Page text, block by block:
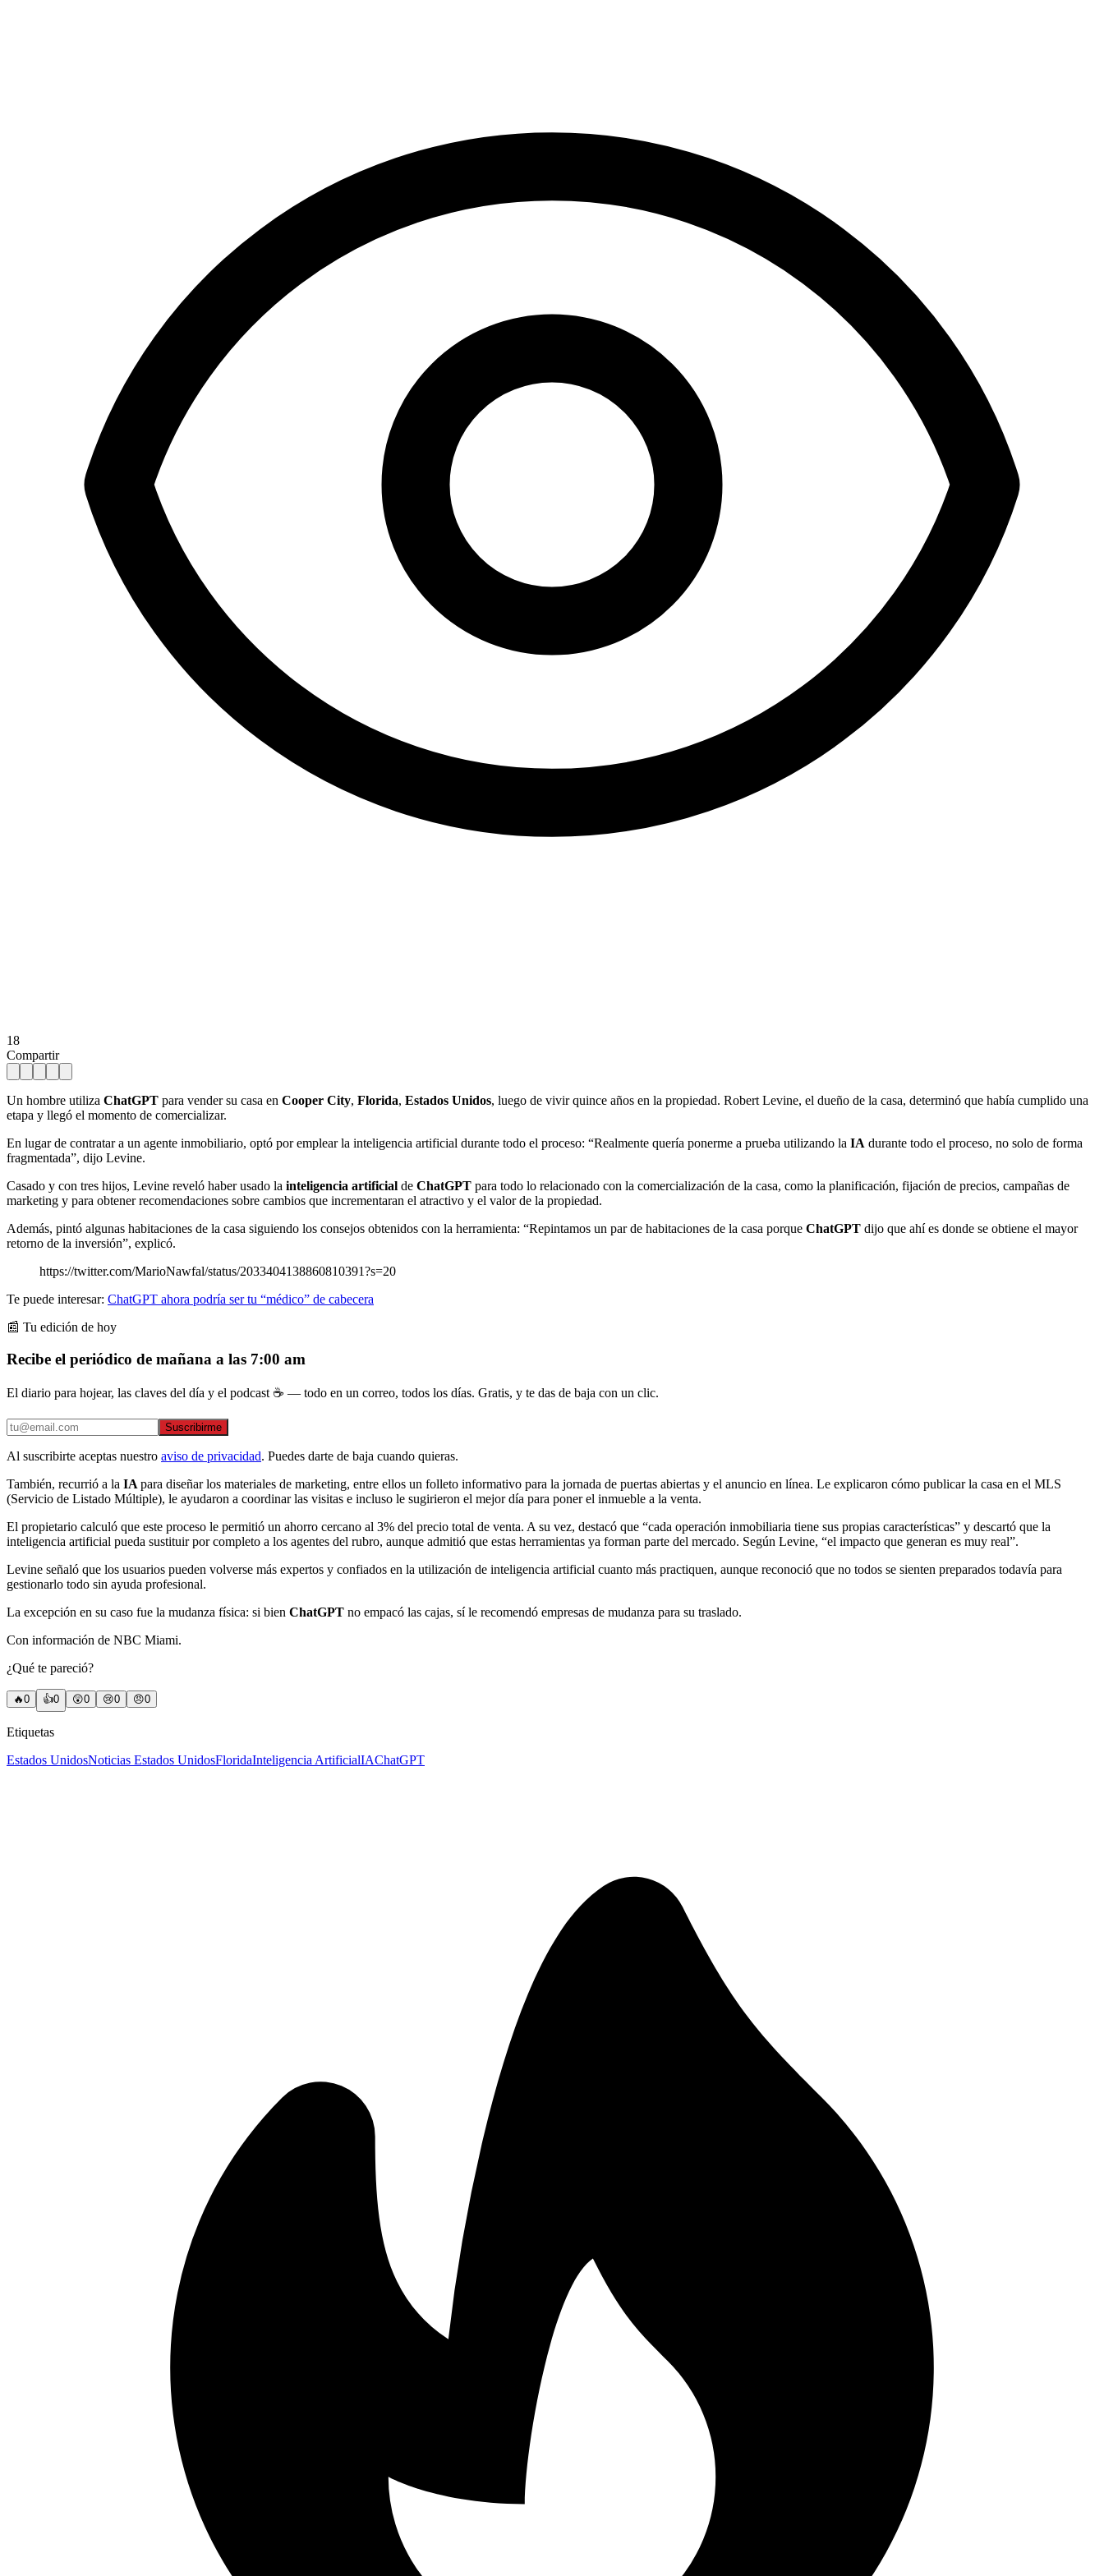
18
Compartir
Un hombre utiliza ChatGPT para vender su casa en Cooper City, Florida, Estados Unidos, luego de vivir quince años en la propiedad. Robert Levine, el dueño de la casa, determinó que había cumplido una
etapa y llegó el momento de comercializar.
En lugar de contratar a un agente inmobiliario, optó por emplear la inteligencia artificial durante todo el proceso: “Realmente quería ponerme a prueba utilizando la IA durante todo el proceso, no solo de forma
fragmentada”, dijo Levine.
Casado y con tres hijos, Levine reveló haber usado la inteligencia artificial de ChatGPT para todo lo relacionado con la comercialización de la casa, como la planificación, fijación de precios, campañas de
marketing y para obtener recomendaciones sobre cambios que incrementaran el atractivo y el valor de la propiedad.
Además, pintó algunas habitaciones de la casa siguiendo los consejos obtenidos con la herramienta: “Repintamos un par de habitaciones de la casa porque ChatGPT dijo que ahí es donde se obtiene el mayor
retorno de la inversión”, explicó.
https://twitter.com/MarioNawfal/status/2033404138860810391?s=20
Te puede interesar: ChatGPT ahora podría ser tu “médico” de cabecera
📰 Tu edición de hoy
Recibe el periódico de mañana a las 7:00 am
El diario para hojear, las claves del día y el podcast ☕ — todo en un correo, todos los días. Gratis, y te das de baja con un clic.
Suscribirme
Al suscribirte aceptas nuestro aviso de privacidad. Puedes darte de baja cuando quieras.
También, recurrió a la IA para diseñar los materiales de marketing, entre ellos un folleto informativo para la jornada de puertas abiertas y el anuncio en línea. Le explicaron cómo publicar la casa en el MLS
(Servicio de Listado Múltiple), le ayudaron a coordinar las visitas e incluso le sugirieron el mejor día para poner el inmueble a la venta.
El propietario calculó que este proceso le permitió un ahorro cercano al 3% del precio total de venta. A su vez, destacó que “cada operación inmobiliaria tiene sus propias características” y descartó que la
inteligencia artificial pueda sustituir por completo a los agentes del rubro, aunque admitió que estas herramientas ya forman parte del mercado. Según Levine, “el impacto que generan es muy real”.
Levine señaló que los usuarios pueden volverse más expertos y confiados en la utilización de inteligencia artificial cuanto más practiquen, aunque reconoció que no todos se sienten preparados todavía para
gestionarlo todo sin ayuda profesional.
La excepción en su caso fue la mudanza física: si bien ChatGPT no empacó las cajas, sí le recomendó empresas de mudanza para su traslado.
Con información de NBC Miami.
¿Qué te pareció?
🔥0 👍0 😲0 😢0 😠0
Etiquetas
Estados UnidosNoticias Estados UnidosFloridaInteligencia ArtificialIAChatGPT